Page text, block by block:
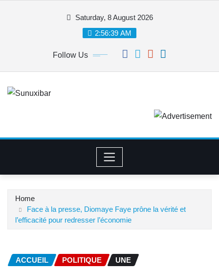
Saturday, 8 August 2026
2:56:40 AM
Follow Us
Home
Face à la presse, Diomaye Faye prône la vérité et
l’efficacité pour redresser l’économie
ACCUEIL POLITIQUE UNE